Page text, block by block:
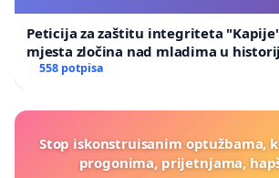
Peticija za zaštitu integriteta
mjesta zločina nad mladima u
558 potpisa
Stop iskonstruisanim optužbama,
progonima, prijetnjama,